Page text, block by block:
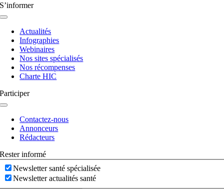
S’informer
Navigation
basculeActualités
Infographies
Webinaires
Nos sites spécialisés
Nos récompenses
Charte HIC
Participer
Navigation
basculeContactez-nous
Annonceurs
Rédacteurs
Rester informé
Newsletter santé spécialisée
Newsletter actualités santé